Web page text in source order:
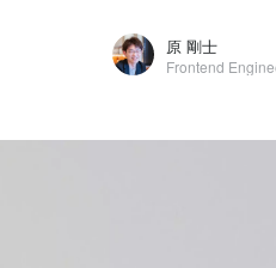
原 剛士